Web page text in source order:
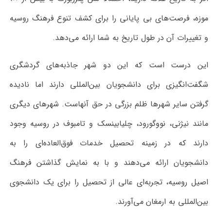
موزه، فرصت‌های بی پایانی را برای کشف تنوع فرهنگ روسیه
و تغییرات آن در طول تاریخ به شما ارائه می‌دهد.
این درست است که این دو شهر جاذبه‌های گردشگری
شگفت‌انگیزی برای دانشجویان بین‌المللی دارند اما نادیده
گرفتن سایر شهرها ظلم بزرگی در حق آنهاست. شهرهای دیگری
مانند نیژنی، نووگورود، چلیابینسک و تامبوف در روسیه وجود
دارند که در زمینه تحصیل خدمات فوق‌العاده‌ای را به
دانشجویان ارائه می‌دهند و با به نمایش گذاشتن فرهنگ
اصیل روسیه، تجربه‌ای عالی از تحصیل را برای یک دانشجوی
بین‌المللی به ارمغان می‌آورند.